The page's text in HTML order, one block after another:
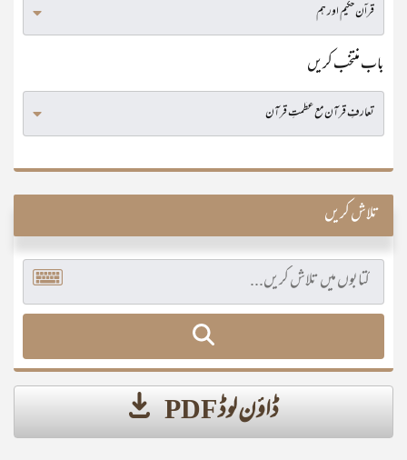
باب منتخب کریں
تلاش کریں
ڈاؤن لوڈ PDF